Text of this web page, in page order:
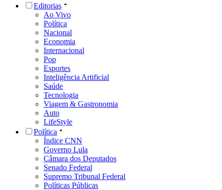
Editorias
Ao Vivo
Política
Nacional
Economia
Internacional
Pop
Esportes
Inteligência Artificial
Saúde
Tecnologia
Viagem & Gastronomia
Auto
LifeStyle
Política
Índice CNN
Governo Lula
Câmara dos Deputados
Senado Federal
Supremo Tribunal Federal
Políticas Públicas